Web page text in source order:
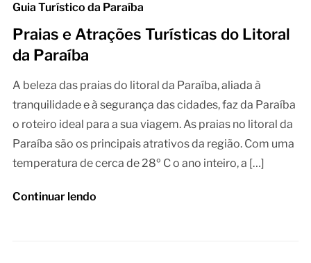
Guia Turístico da Paraíba
Praias e Atrações Turísticas do Litoral
da Paraíba
A beleza das praias do litoral da Paraíba, aliada à
tranquilidade e à segurança das cidades, faz da Paraíba
o roteiro ideal para a sua viagem. As praias no litoral da
Paraíba são os principais atrativos da região. Com uma
temperatura de cerca de 28º C o ano inteiro, a […]
Continuar lendo